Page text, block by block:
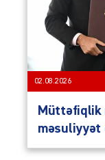
02.08.2026
Müttəfiqlik
məsuliyyət